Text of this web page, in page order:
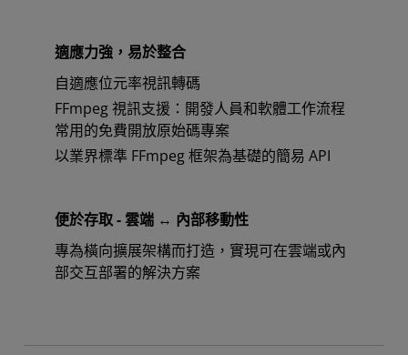
適應力強，易於整合
自適應位元率視訊轉碼
FFmpeg 視訊支援：開發人員和軟體工作流程
常用的免費開放原始碼專案
以業界標準 FFmpeg 框架為基礎的簡易 API
便於存取 - 雲端 ↔ 內部移動性
專為橫向擴展架構而打造，實現可在雲端或內
部交互部署的解決方案